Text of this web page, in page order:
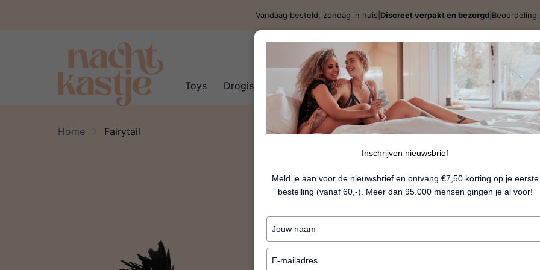
Inschrijven nieuwsbrief
Meld je aan voor de nieuwsbrief en ontvang €7,50 korting op je eerste
bestelling (vanaf 60,-). Meer dan 95.000 mensen gingen je al voor!
naam
Vandaag besteld, zondag in huis Discreet verpakt en bezorgd|
Toys Drogisterij Spellen & Giftsets Lingerie Fun
Home Fairytail Fairytail
€7.99
+ Opwindend voorspel